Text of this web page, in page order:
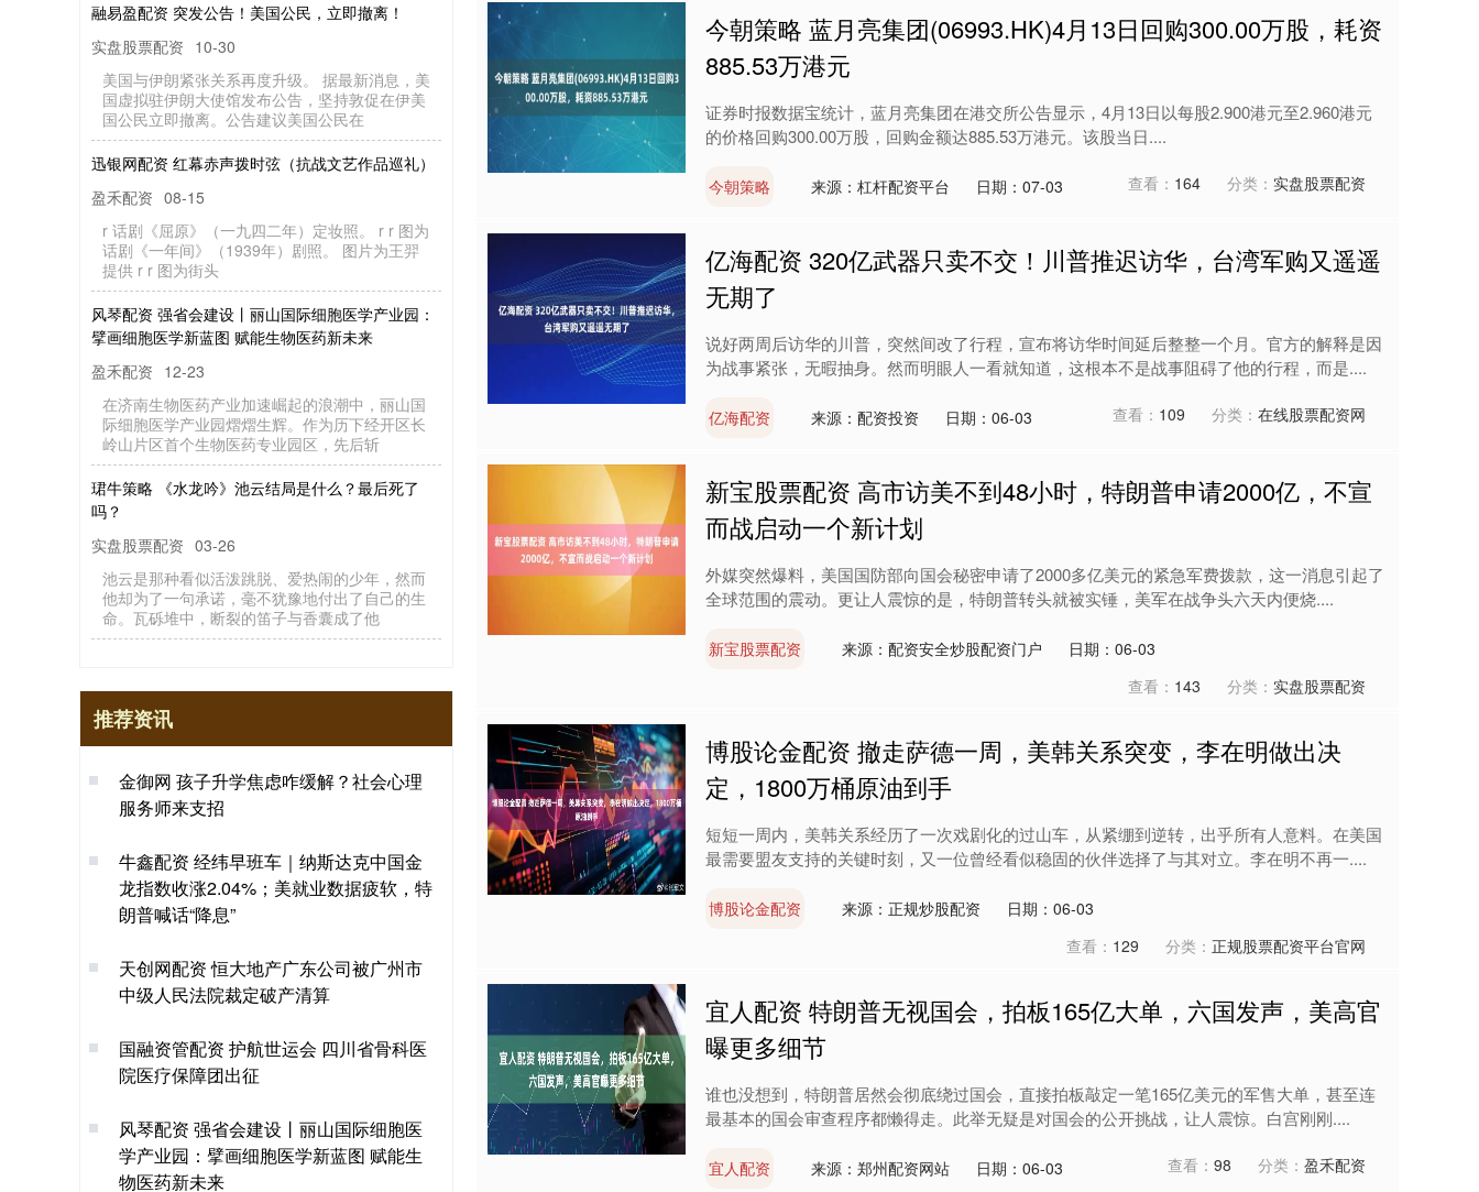
今朝策略 蓝月亮集团(06993.HK)4月13日回购300.00万股，耗资
885.53万港元
证券时报数据宝统计，蓝月亮集团在港交所公告显示，4月13日以每股2.900港元至2.960港元
的价格回购300.00万股，回购金额达885.53万港元。该股当日....
今朝策略 来源：杠杆配资平台 日期：07-03 查看： 164 分类： 实盘股票配资
亿海配资 320亿武器只卖不交！川普推迟访华，台湾军购又遥遥
无期了
说好两周后访华的川普，突然间改了行程，宣布将访华时间延后整整一个月。官方的解释是因
为战事紧张，无暇抽身。然而明眼人一看就知道，这根本不是战事阻碍了他的行程，而是....
亿海配资 来源：配资投资 日期：06-03 查看： 109 分类： 在线股票配资网
新宝股票配资 高市访美不到48小时，特朗普申请2000亿，不宣
而战启动一个新计划
外媒突然爆料，美国国防部向国会秘密申请了2000多亿美元的紧急军费拨款，这一消息引起了
全球范围的震动。更让人震惊的是，特朗普转头就被实锤，美军在战争头六天内便烧....
新宝股票配资 来源：配资安全炒股配资门户
日期：06-03
查看： 143 分类： 实盘股票配资
博股论金配资 撤走萨德一周，美韩关系突变，李在明做出决
定，1800万桶原油到手
短短一周内，美韩关系经历了一次戏剧化的过山车，从紧绷到逆转，出乎所有人意料。在美国
最需要盟友支持的关键时刻，又一位曾经看似稳固的伙伴选择了与其对立。李在明不再一....
博股论金配资 来源：正规炒股配资
日期：06-03
查看： 129 分类： 正规股票配资平台官网
宜人配资 特朗普无视国会，拍板165亿大单，六国发声，美高官
曝更多细节
谁也没想到，特朗普居然会彻底绕过国会，直接拍板敲定一笔165亿美元的军售大单，甚至连
最基本的国会审查程序都懒得走。此举无疑是对国会的公开挑战，让人震惊。白宫刚刚....
宜人配资 来源：郑州配资网站 日期：06-03 查看： 98 分类： 盈禾配资
融易盈配资 突发公告！美国公民，立即撤离！
实盘股票配资 10-30
美国与伊朗紧张关系再度升级。 据最新消息，美
国虚拟驻伊朗大使馆发布公告，坚持敦促在伊美
国公民立即撤离。公告建议美国公民在
迅银网配资 红幕赤声拨时弦（抗战文艺作品巡礼）
盈禾配资 08-15
r 话剧《屈原》（一九四二年）定妆照。 r r 图为
话剧《一年间》（1939年）剧照。 图片为王羿
提供 r r 图为街头
风琴配资 强省会建设丨丽山国际细胞医学产业园：
擘画细胞医学新蓝图 赋能生物医药新未来
盈禾配资 12-23
在济南生物医药产业加速崛起的浪潮中，丽山国
际细胞医学产业园熠熠生辉。作为历下经开区长
岭山片区首个生物医药专业园区，先后斩
珺牛策略 《水龙吟》池云结局是什么？最后死了
吗？
实盘股票配资 03-26
池云是那种看似活泼跳脱、爱热闹的少年，然而
他却为了一句承诺，毫不犹豫地付出了自己的生
命。瓦砾堆中，断裂的笛子与香囊成了他
推荐资讯
金御网 孩子升学焦虑咋缓解？社会心理
服务师来支招
牛鑫配资 经纬早班车｜纳斯达克中国金
龙指数收涨2.04%；美就业数据疲软，特
朗普喊话“降息”
天创网配资 恒大地产广东公司被广州市
中级人民法院裁定破产清算
国融资管配资 护航世运会 四川省骨科医
院医疗保障团出征
风琴配资 强省会建设丨丽山国际细胞医
学产业园：擘画细胞医学新蓝图 赋能生
物医药新未来